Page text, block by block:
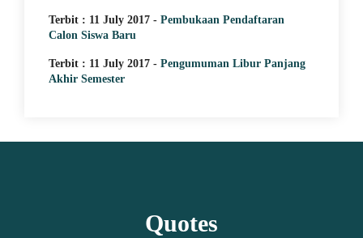
Terbit : 11 July 2017 - Pembukaan Pendaftaran
Calon Siswa Baru
Terbit : 11 July 2017 - Pengumuman Libur Panjang
Akhir Semester
Quotes